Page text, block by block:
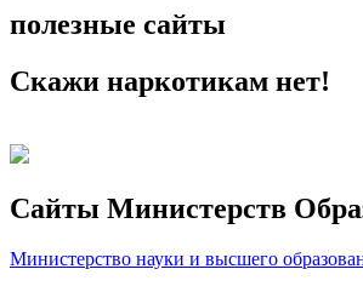
полезные сайты
Скажи наркотикам нет!
Сайты Министерств
Министерство науки и высшего